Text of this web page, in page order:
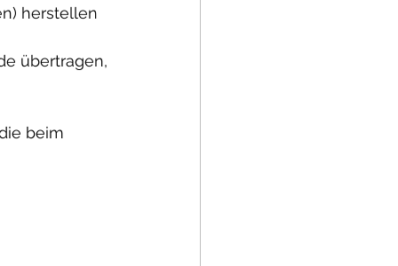
herstellen
übertragen,
beim